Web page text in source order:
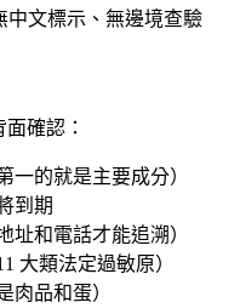
中文標示、無邊境查驗
確認：
一的就是主要成分）
到期
址和電話才能追溯）
大類法定過敏原）
肉品和蛋）